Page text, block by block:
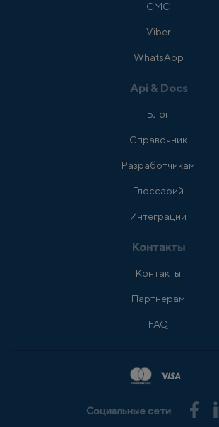
СМС
Viber
WhatsApp
Api & Docs
Блог
Справочник
Разработчикам
Глоссарий
Интеграции
Контакты
Контакты
Партнерам
FAQ
Социальные сети